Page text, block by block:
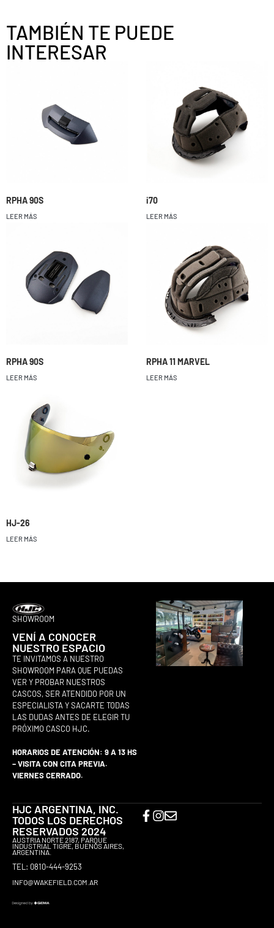
TAMBIÉN TE PUEDE
INTERESAR
RPHA 90S
LEER MÁS
i70
LEER MÁS
RPHA 90S
LEER MÁS
RPHA 11 MARVEL
LEER MÁS
HJ-26
LEER MÁS
SHOWROOM
VENÍ A CONOCER
NUESTRO ESPACIO
TE INVITAMOS A NUESTRO
SHOWROOM PARA QUE PUEDAS
VER Y PROBAR NUESTROS
CASCOS, SER ATENDIDO POR UN
ESPECIALISTA Y SACARTE TODAS
LAS DUDAS ANTES DE ELEGIR TU
PRÓXIMO CASCO HJC.
HORARIOS DE ATENCIÓN: 9 A 13 HS
– VISITA CON CITA PREVIA.
VIERNES CERRADO.
HJC ARGENTINA, INC.
TODOS LOS DERECHOS
RESERVADOS 2024
AUSTRIA NORTE 2187, PARQUE
INDUSTRIAL TIGRE, BUENOS AIRES,
ARGENTINA.
TEL: 0810-444-9253
INFO@WAKEFIELD.COM.AR